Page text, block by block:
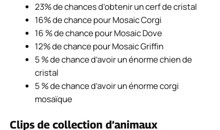
23% de chances d’obtenir un cerf de cristal
16% de chance pour Mosaic Corgi
16 % de chance pour Mosaic Dove
12% de chance pour Mosaic Griffin
5 % de chance d’avoir un énorme chien de
cristal
5 % de chance d’avoir un énorme corgi
mosaïque
Clips de collection d’animaux